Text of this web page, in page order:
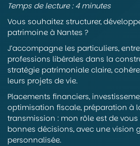
Temps de lecture : 4 minutes
Vous souhaitez structurer,
patrimoine à Nantes ?
J’accompagne les particuliers,
professions libérales dans la
stratégie patrimoniale claire,
leurs projets de vie.
Placements financiers,
optimisation fiscale, préparation à
transmission : mon rôle est de
bonnes décisions, avec une vision
personnalisée.